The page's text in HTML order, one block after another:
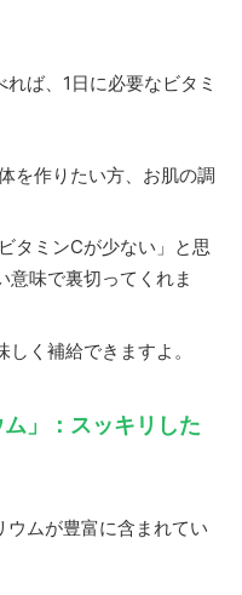
ば、1日に必要なビタミ
を作りたい方、お肌の調
タミンCが少ない」と思
意味で裏切ってくれま
く補給できますよ。
」：スッキリした
ムが豊富に含まれてい